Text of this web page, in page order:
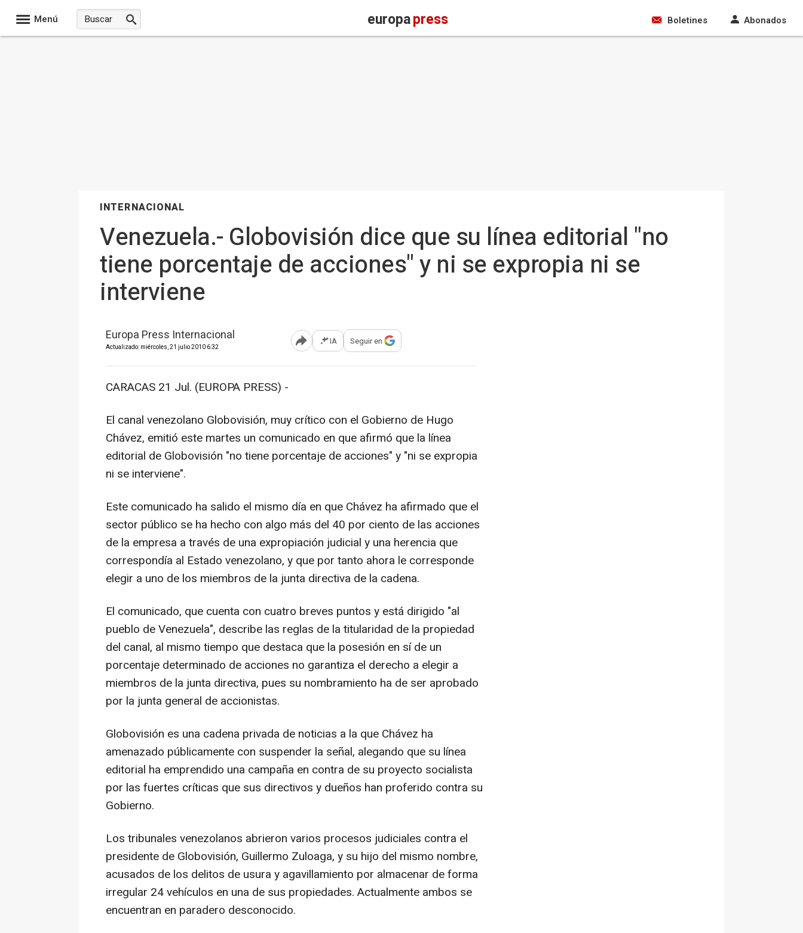
Menú europapress Boletines Abonados
INTERNACIONAL
Venezuela.- Globovisión dice que su línea editorial "no
tiene porcentaje de acciones" y ni se expropia ni se
interviene
Europa Press Internacional
Actualizado: miércoles, 21 julio 2010 6:32 Abrir opciones para compartir
IA Seguir en
CARACAS 21 Jul. (EUROPA PRESS) -
El canal venezolano Globovisión, muy crítico con el Gobierno de Hugo
Chávez, emitió este martes un comunicado en que afirmó que la línea
editorial de Globovisión "no tiene porcentaje de acciones" y "ni se expropia
ni se interviene".
Este comunicado ha salido el mismo día en que Chávez ha afirmado que el
sector público se ha hecho con algo más del 40 por ciento de las acciones
de la empresa a través de una expropiación judicial y una herencia que
correspondía al Estado venezolano, y que por tanto ahora le corresponde
elegir a uno de los miembros de la junta directiva de la cadena.
El comunicado, que cuenta con cuatro breves puntos y está dirigido "al
pueblo de Venezuela", describe las reglas de la titularidad de la propiedad
del canal, al mismo tiempo que destaca que la posesión en sí de un
porcentaje determinado de acciones no garantiza el derecho a elegir a
miembros de la junta directiva, pues su nombramiento ha de ser aprobado
por la junta general de accionistas.
Globovisión es una cadena privada de noticias a la que Chávez ha
amenazado públicamente con suspender la señal, alegando que su línea
editorial ha emprendido una campaña en contra de su proyecto socialista
por las fuertes críticas que sus directivos y dueños han proferido contra su
Gobierno.
Los tribunales venezolanos abrieron varios procesos judiciales contra el
presidente de Globovisión, Guillermo Zuloaga, y su hijo del mismo nombre,
acusados de los delitos de usura y agavillamiento por almacenar de forma
irregular 24 vehículos en una de sus propiedades. Actualmente ambos se
encuentran en paradero desconocido.